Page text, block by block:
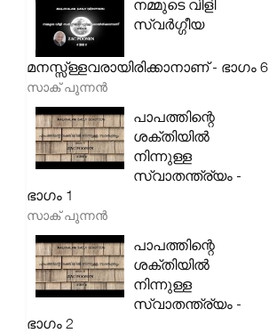
നമ്മുടെ വിളി
സ്വർഗ്ഗീയ
മനസ്സ്ള്ളവരായിരിക്കാനാണ് - ഭാഗം 6
സാക് പുന്നൻ
പാപത്തിന്റെ
ശക്തിയിൽ
നിന്നുള്ള
സ്വാതന്ത്ര്യം -
ഭാഗം 1
സാക് പുന്നൻ
പാപത്തിന്റെ
ശക്തിയിൽ
നിന്നുള്ള
സ്വാതന്ത്ര്യം -
ഭാഗം 2